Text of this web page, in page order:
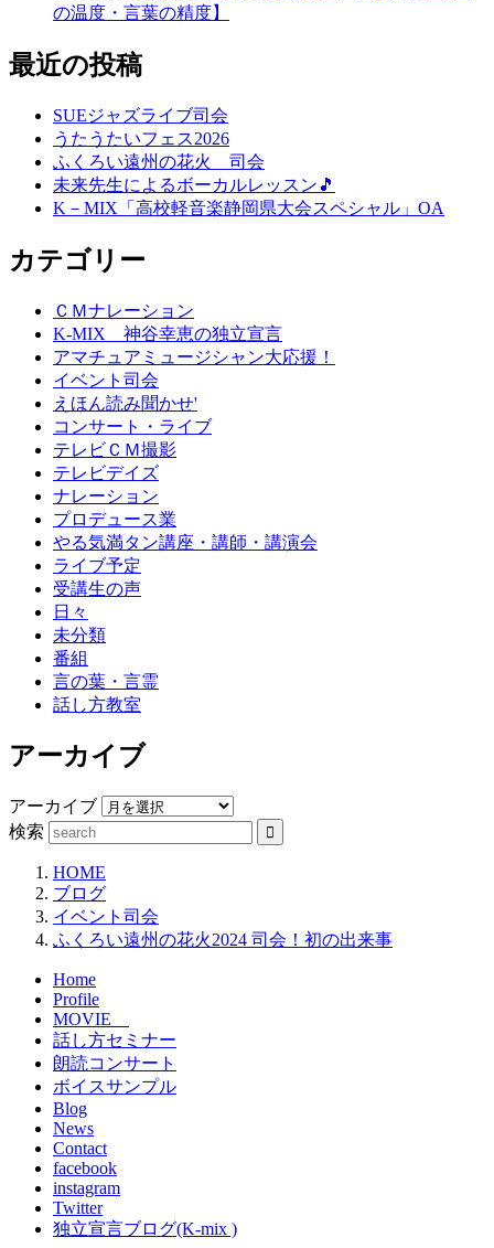
の温度・言葉の精度】
最近の投稿
SUEジャズライブ司会
うたうたいフェス2026
ふくろい遠州の花火 司会
未来先生によるボーカルレッスン🎵
K－MIX「高校軽音楽静岡県大会スペシャル」OA
カテゴリー
ＣＭナレーション
K-MIX 神谷幸恵の独立宣言
アマチュアミュージシャン大応援！
イベント司会
えほん読み聞かせ'
コンサート・ライブ
テレビＣＭ撮影
テレビデイズ
ナレーション
プロデュース業
やる気満タン講座・講師・講演会
ライブ予定
受講生の声
日々
未分類
番組
言の葉・言霊
話し方教室
アーカイブ
アーカイブ
検索
HOME
ブログ
イベント司会
ふくろい遠州の花火2024 司会！初の出来事
Home
Profile
MOVIE
話し方セミナー
朗読コンサート
ボイスサンプル
Blog
News
Contact
facebook
instagram
Twitter
独立宣言ブログ(K-mix )